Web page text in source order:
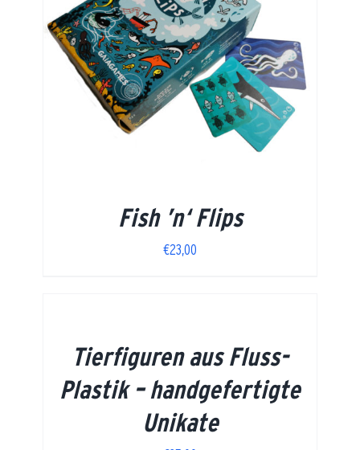
Fish ’n‘ Flips
€23,00
Tierfiguren aus Fluss-
Plastik – handgefertigte
Unikate